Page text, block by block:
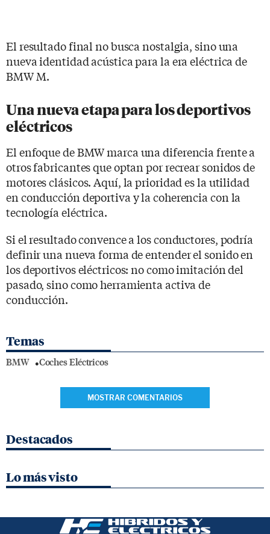
El resultado final no busca nostalgia, sino una
nueva identidad acústica para la era eléctrica de
BMW M.
Una nueva etapa para los deportivos
eléctricos
El enfoque de BMW marca una diferencia frente a
otros fabricantes que optan por recrear sonidos de
motores clásicos. Aquí, la prioridad es la utilidad
en conducción deportiva y la coherencia con la
tecnología eléctrica.
Si el resultado convence a los conductores, podría
definir una nueva forma de entender el sonido en
los deportivos eléctricos: no como imitación del
pasado, sino como herramienta activa de
conducción.
Temas
BMW Coches Eléctricos
MOSTRAR COMENTARIOS
Destacados
Lo más visto